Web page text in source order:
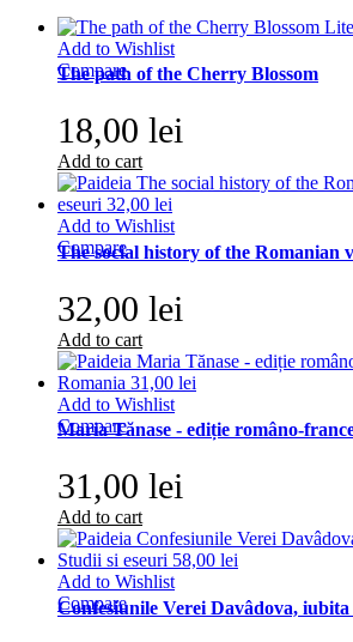
Add to Wishlist
Compare
The path of the Cherry Blossom
18,00 lei
Add to cart
Add to Wishlist
Compare
The social history of the Romanian
32,00 lei
Add to cart
Add to Wishlist
Compare
Maria Tănase - ediție româno-
31,00 lei
Add to cart
Add to Wishlist
Compare
Confesiunile Verei Davâdova,